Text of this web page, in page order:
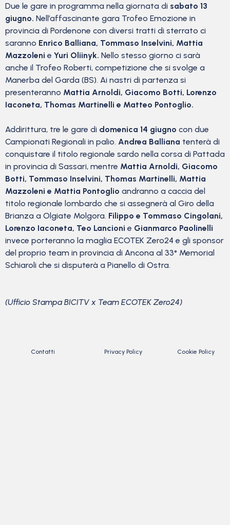
Due le gare in programma nella giornata di sabato 13
giugno. Nell’affascinante gara Trofeo Emozione in
provincia di Pordenone con diversi tratti di sterrato ci
saranno Enrico Balliana, Tommaso Inselvini, Mattia
Mazzoleni e Yuri Oliinyk. Nello stesso giorno ci sarà
anche il Trofeo Roberti, competizione che si svolge a
Manerba del Garda (BS). Ai nastri di partenza si
presenteranno Mattia Arnoldi, Giacomo Botti, Lorenzo
Iaconeta, Thomas Martinelli e Matteo Pontoglio.
Addirittura, tre le gare di domenica 14 giugno con due
Campionati Regionali in palio. Andrea Balliana tenterà di
conquistare il titolo regionale sardo nella corsa di Pattada
in provincia di Sassari, mentre Mattia Arnoldi, Giacomo
Botti, Tommaso Inselvini, Thomas Martinelli, Mattia
Mazzoleni e Mattia Pontoglio andranno a caccia del
titolo regionale lombardo che si assegnerà al Giro della
Brianza a Olgiate Molgora. Filippo e Tommaso Cingolani,
Lorenzo Iaconeta, Teo Lancioni e Gianmarco Paolinelli
invece porteranno la maglia ECOTEK Zero24 e gli sponsor
del proprio team in provincia di Ancona al 33° Memorial
Schiaroli che si disputerà a Pianello di Ostra.
(Ufficio Stampa BICITV x Team ECOTEK Zero24)
Contatti Privacy Policy Cookie Policy